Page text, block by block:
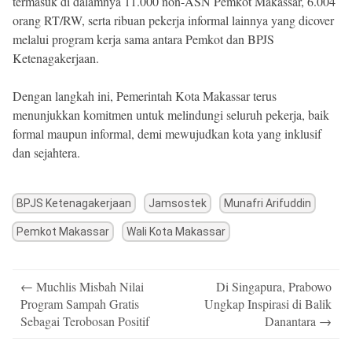
orang RT/RW, serta ribuan pekerja informal lainnya yang dicover
melalui program kerja sama antara Pemkot dan BPJS
Ketenagakerjaan.
Dengan langkah ini, Pemerintah Kota Makassar terus
menunjukkan komitmen untuk melindungi seluruh pekerja, baik
formal maupun informal, demi mewujudkan kota yang inklusif
dan sejahtera.
BPJS Ketenagakerjaan Jamsostek Munafri Arifuddin
Pemkot Makassar Wali Kota Makassar
navigation
← Muchlis Misbah Nilai
Program Sampah Gratis
Sebagai Terobosan Positif
Di Singapura, Prabowo
Ungkap Inspirasi di Balik
Danantara →